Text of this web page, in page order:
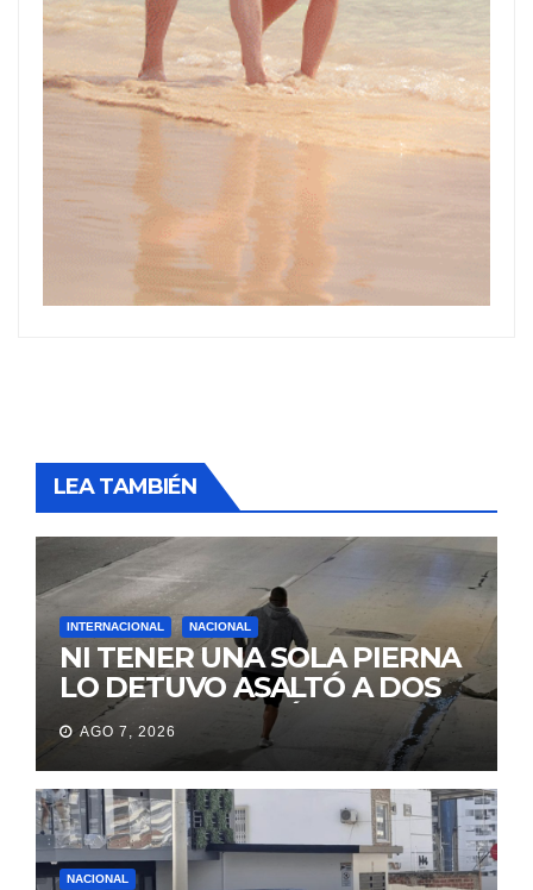
LEA TAMBIÉN
INTERNACIONAL NACIONAL
NI TENER UNA SOLA PIERNA
LO DETUVO ASALTÓ A DOS
MUJERES Y HUYÓ
BRINCANDO.
AGO 7, 2026
NACIONAL